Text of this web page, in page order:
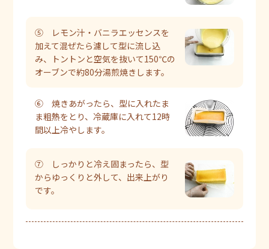
⑤ レモン汁・バニラエッセンスを
加えて混ぜたら濾して型に流し込
み、トントンと空気を抜いて150℃の
オーブンで約80分湯煎焼きします。
⑥ 焼きあがったら、型に入れたま
ま粗熱をとり、冷蔵庫に入れて12時
間以上冷やします。
⑦ しっかりと冷え固まったら、型
からゆっくりと外して、出来上がり
です。